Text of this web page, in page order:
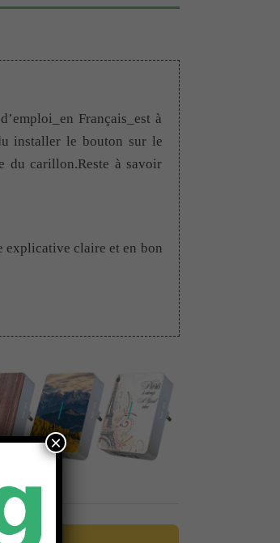
Français_est à
installer le bouton sur le
du carillon.Reste à savoir
explicative claire et en bon
×